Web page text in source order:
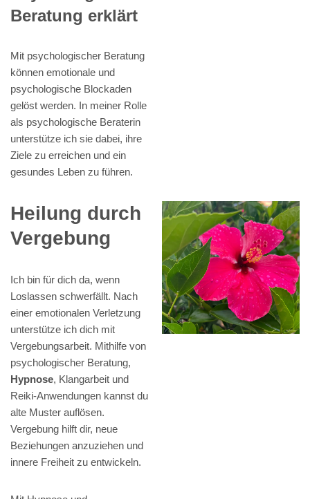
Beratung erklärt
Mit psychologischer Beratung
können emotionale und
psychologische Blockaden
gelöst werden. In meiner Rolle
als psychologische Beraterin
unterstütze ich sie dabei, ihre
Ziele zu erreichen und ein
gesundes Leben zu führen.
Heilung durch
Vergebung
Ich bin für dich da, wenn
Loslassen schwerfällt. Nach
einer emotionalen Verletzung
unterstütze ich dich mit
Vergebungsarbeit. Mithilfe von
psychologischer Beratung,
Hypnose, Klangarbeit und
Reiki-Anwendungen kannst du
alte Muster auflösen.
Vergebung hilft dir, neue
Beziehungen anzuziehen und
innere Freiheit zu entwickeln.